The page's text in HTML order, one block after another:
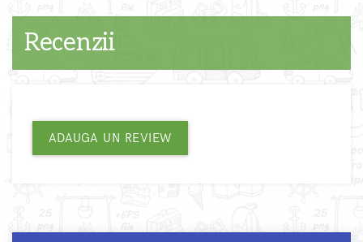
Recenzii
ADAUGA UN REVIEW